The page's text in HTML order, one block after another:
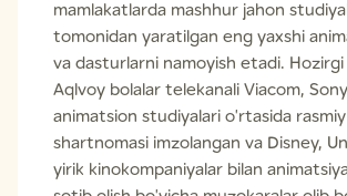
mamlakatlarda mashhur jahon
tomonidan yaratilgan eng yaxshi
va dasturlarni namoyish etadi.
Aqlvoy bolalar telekanali Viacom,
animatsion studiyalari o'rtasida
shartnomasi imzolangan va Disney,
yirik kinokompaniyalar bilan